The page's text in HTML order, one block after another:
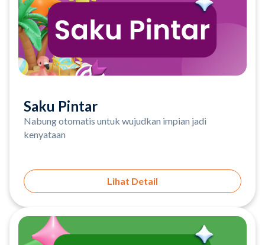
Saku Pintar
Nabung otomatis untuk wujudkan impian jadi
kenyataan
Lihat Detail